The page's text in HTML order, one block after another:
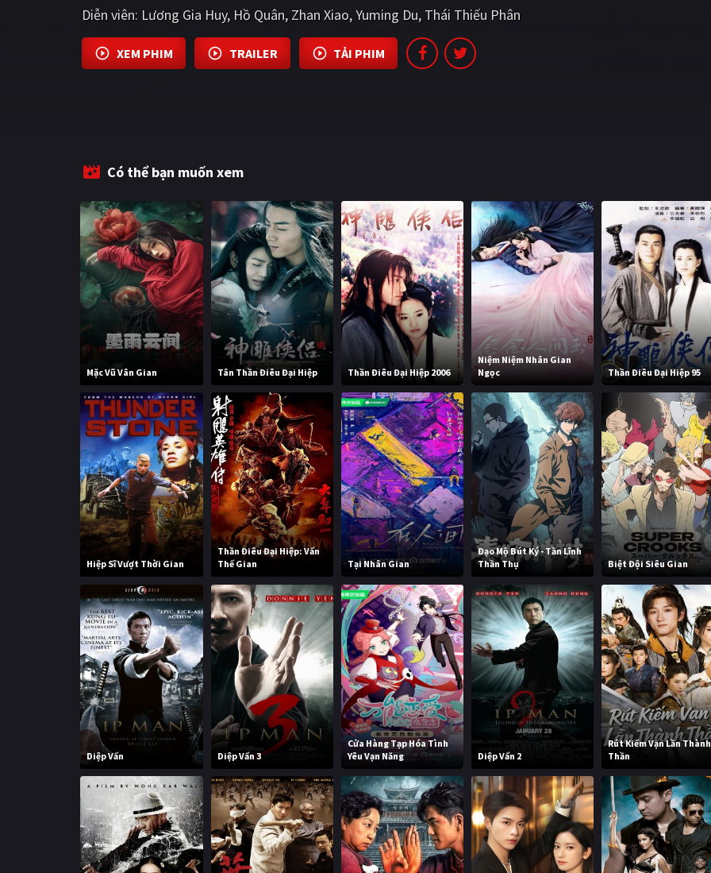
Diễn viên: Lương Gia Huy Hồ Quân Zhan Xiao Yuming Du Thái Thiếu Phân
XEM PHIM TRAILER TẢI PHIM
Có thể bạn muốn xem
Mặc Vũ Vân Gian Tân Thần Điêu Đại Hiệp Thần Điêu Đại Hiệp 2006
Niệm Niệm Nhân Gian
Ngọc
Thần Điêu Đại Hiệp 95
Hiệp Sĩ Vượt Thời Gian
Thần Điêu Đại Hiệp: Vấn
Thế Gian
Tại Nhân Gian
Đạo Mộ Bút Ký - Tần Lĩnh
Thần Thụ
Biệt Đội Siêu Gian
Diệp Vấn Diệp Vấn 3
Cửa Hàng Tạp Hóa Tình
Yêu Vạn Năng
Diệp Vấn 2
Rút Kiếm Vạn Lần Thành
Thần